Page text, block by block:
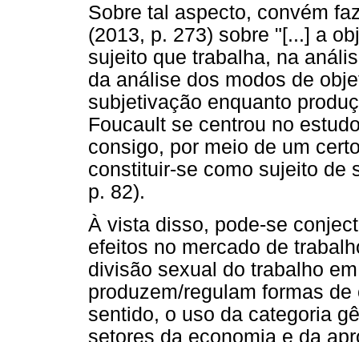
Sobre tal aspecto, convém
(2013, p. 273) sobre "[...] a
sujeito que trabalha, na
da análise dos modos de
subjetivação enquanto
Foucault se centrou no
consigo, por meio de um
constituir-se como sujeito de
p. 82).
À vista disso, pode-se
efeitos no mercado de
divisão sexual do trabalho
produzem/regulam formas
sentido, o uso da categoria
setores da economia e da